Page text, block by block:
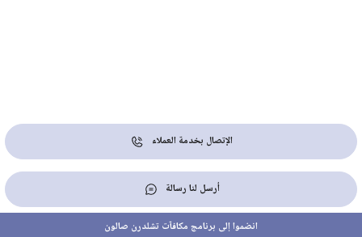
الإتصال بخدمة العملاء
أرسل لنا رسالة
انضموا إلى برنامج مكافآت تشلدرن صالون